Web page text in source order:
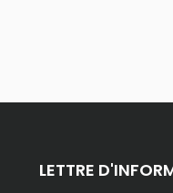
LETTRE